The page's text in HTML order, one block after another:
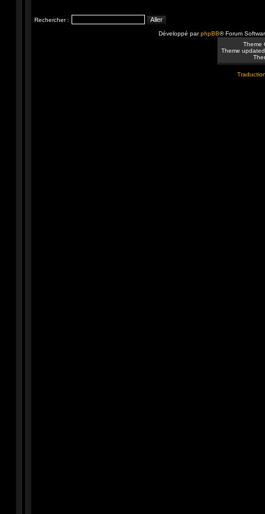
Rechercher :
Développé parphpBB® Forum
Theme
Theme